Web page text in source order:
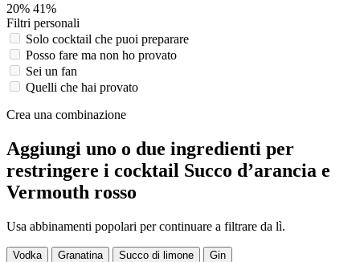
20% 41%
Filtri personali
Solo cocktail che puoi preparare
Posso fare ma non ho provato
Sei un fan
Quelli che hai provato
Crea una combinazione
Aggiungi uno o due ingredienti per
restringere i cocktail Succo d’arancia e
Vermouth rosso
Usa abbinamenti popolari per continuare a filtrare da lì.
Vodka Granatina Succo di limone Gin